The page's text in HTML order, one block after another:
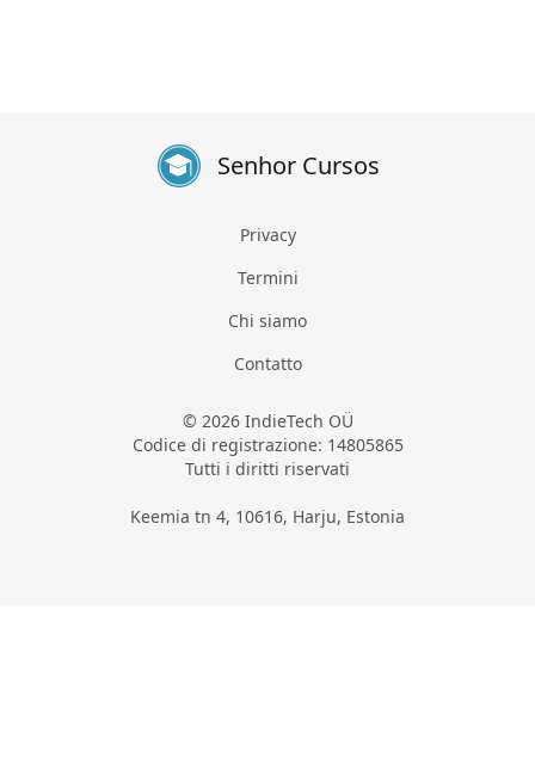
Senhor Cursos
Privacy
Termini
Chi siamo
Contatto
© 2026 IndieTech OÜ
Codice di registrazione: 14805865
Tutti i diritti riservati
Keemia tn 4, 10616, Harju, Estonia